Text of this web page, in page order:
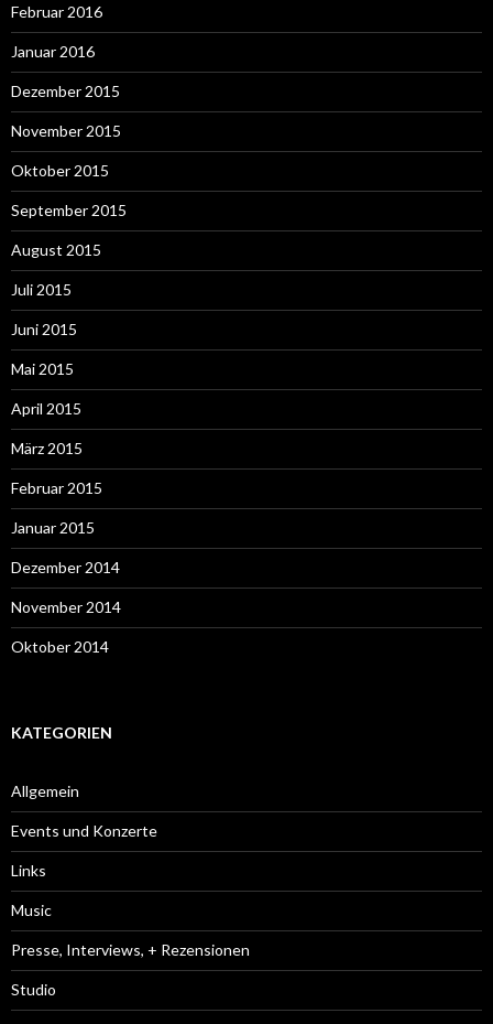
Februar 2016
Januar 2016
Dezember 2015
November 2015
Oktober 2015
September 2015
August 2015
Juli 2015
Juni 2015
Mai 2015
April 2015
März 2015
Februar 2015
Januar 2015
Dezember 2014
November 2014
Oktober 2014
KATEGORIEN
Allgemein
Events und Konzerte
Links
Music
Presse, Interviews, + Rezensionen
Studio